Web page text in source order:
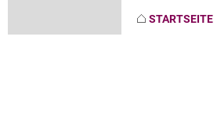
STARTSEITE